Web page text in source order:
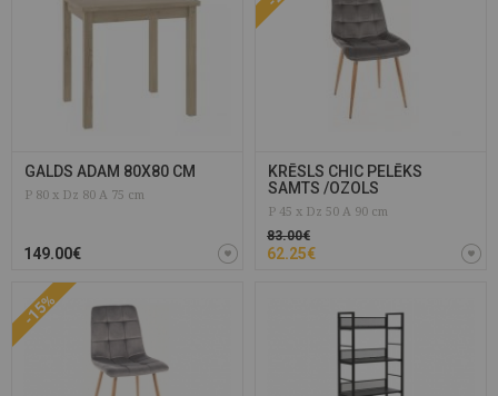
GALDS ADAM 80X80 CM
P 80 x Dz 80 A 75 cm
149.00€
KRĒSLS CHIC PELĒKS
SAMTS /OZOLS
P 45 x Dz 50 A 90 cm
83.00€
62.25€
-15%